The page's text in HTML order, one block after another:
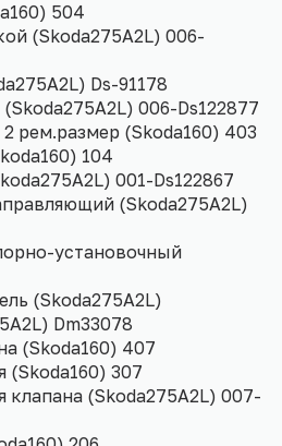
504
(Skoda275A2L) 006-
Ds-91178
006-Ds122877
рем.размер (Skoda160) 403
104
001-Ds122867
(Skoda275A2L)
установочный
(Skoda275A2L)
Dm33078
(Skoda160) 407
(Skoda160) 307
клапана (Skoda275A2L) 007-